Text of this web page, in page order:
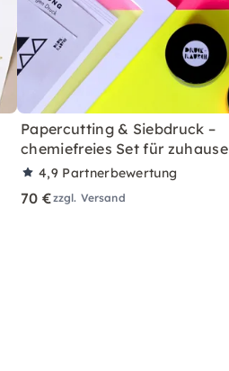
Papercutting & Siebdruck –
chemiefreies Set für zuhause
4,9 Partnerbewertung
70 €zzgl. Versand